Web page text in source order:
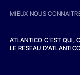
MIEUX NOUS
ATLANTICO C'EST QUI,
LE RESEAU D'ATLANTICO